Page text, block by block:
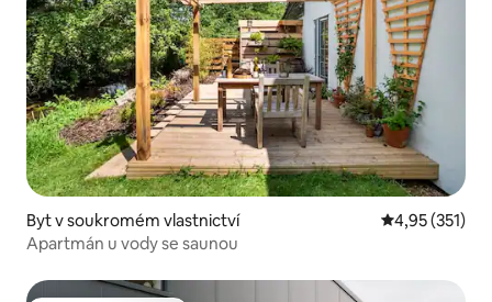
Byt v soukromém vlastnictví Průměrné
4,95 (351)
Apartmán u vody se saunou